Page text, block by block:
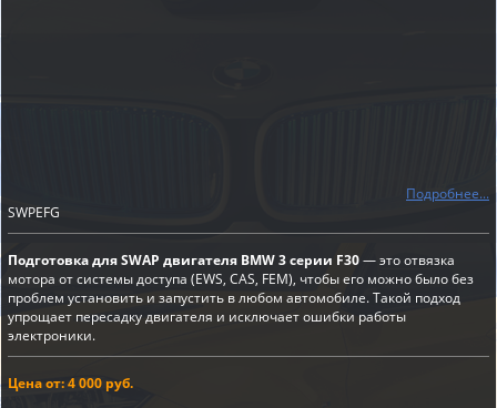
Подробнее...
SWPEFG
Подготовка для SWAP двигателя BMW 3 серии F30— это отвязка
мотора от системы доступа (EWS, CAS, FEM), чтобы его можно было без
проблем установить и запустить в любом автомобиле. Такой подход
упрощает пересадку двигателя и исключает ошибки работы
электроники.
Цена от: 4 000 руб.